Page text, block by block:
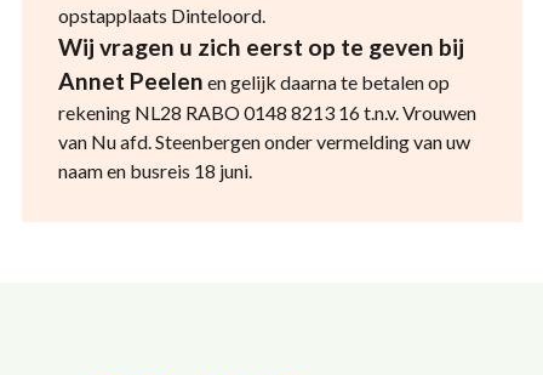
opstapplaats Dinteloord.
Wij vragen u zich eerst op te geven bij
Annet Peelen en gelijk daarna te betalen op
rekening NL28 RABO 0148 8213 16 t.n.v. Vrouwen
van Nu afd. Steenbergen onder vermelding van uw
naam en busreis 18 juni.